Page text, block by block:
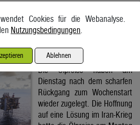
APA
auf 86,22 US-Dollar
Die Ölpreise haben am
Dienstag nach dem scharfen
Rückgang zum Wochenstart
wieder zugelegt. Die Hoffnung
auf eine Lösung im Iran-Krieg
Cookies für die Webanalyse.
Nutzungsbedingungen.
Ablehnen